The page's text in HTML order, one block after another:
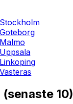
Stockholm
Goteborg
Malmo
Uppsala
Linkoping
Vasteras
(senaste 10)